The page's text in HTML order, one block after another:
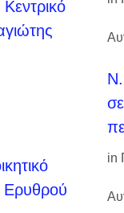
Ερυθρού
in